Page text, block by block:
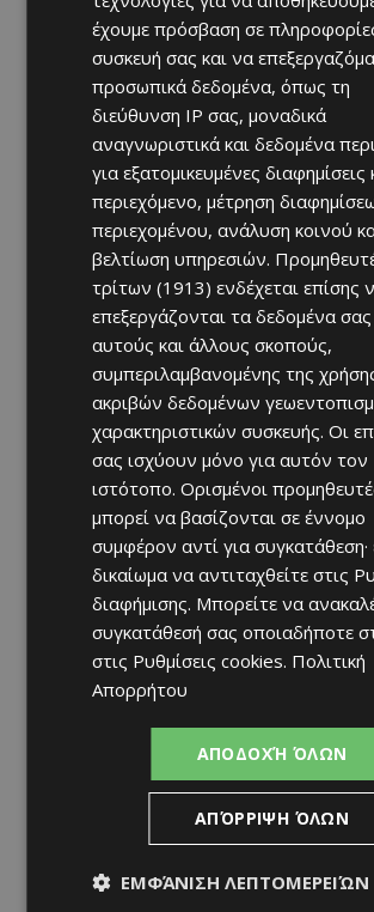
έχουμε πρόσβαση σε
συσκευή σας και να
προσωπικά δεδομένα, όπως τη
διεύθυνση IP σας, μοναδικά
αναγνωριστικά και δεδομένα
για εξατομικευμένες διαφημίσεις
περιεχόμενο, μέτρηση
περιεχομένου, ανάλυση κοινού
βελτίωση υπηρεσιών.
τρίτων (1913) ενδέχεται επίσης
επεξεργάζονται τα δεδομένα σας
αυτούς και άλλους σκοπούς,
συμπεριλαμβανομένης της
ακριβών δεδομένων
χαρακτηριστικών συσκευής. Οι
σας ισχύουν μόνο για αυτόν τον
ιστότοπο. Ορισμένοι
μπορεί να βασίζονται σε έννομο
συμφέρον αντί για συγκατάθεση·
δικαίωμα να αντιταχθείτε στις
διαφήμισης. Μπορείτε να
συγκατάθεσή σας οποιαδήποτε
στις Ρυθμίσεις cookies. Πολιτική
Απορρήτου
ΑΠΟΔΟΧΉ ΌΛΩΝ
ΑΠΌΡΡΙΨΗ ΌΛΩΝ
ΕΜΦΆΝΙΣΗ ΛΕΠΤΟΜΕΡΕΙΏΝ